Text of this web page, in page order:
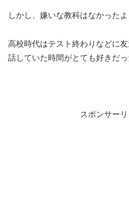
しかし、嫌いな教科はなかったよ
高校時代はテスト終わりなどに
話していた時間がとても好きだっ
スポンサーリ